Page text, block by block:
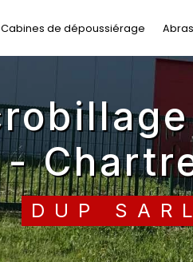
Cabines de dépoussiérage
-
DUP SARL